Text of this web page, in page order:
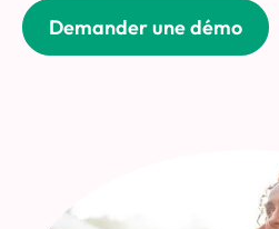
Demander une démo